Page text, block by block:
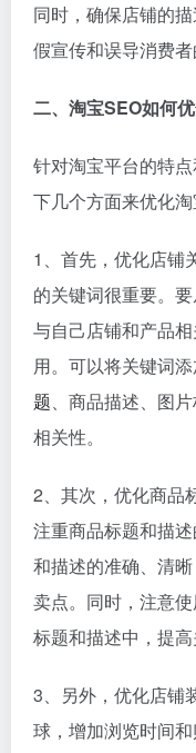
同时，确保店铺的
假宣传和误导消费者
二、淘宝SEO如何
针对淘宝平台的特
下几个方面来优化淘
1、首先，优化店铺
的关键词很重要。
与自己店铺和产品
用。可以将关键词
题、商品描述、图
相关性。
2、其次，优化商品
注重商品标题和描
和描述的准确、清
卖点。同时，注意
标题和描述中，提高
3、另外，优化店铺
球，增加浏览时间